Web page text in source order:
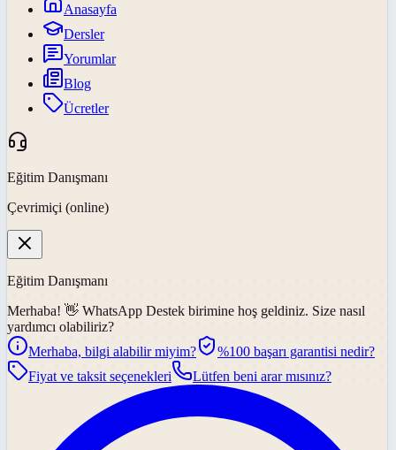
Anasayfa
Dersler
Yorumlar
Blog
Ücretler
Eğitim Danışmanı
Çevrimiçi (online)
Eğitim Danışmanı
Merhaba! 👋 WhatsApp Destek birimine hoş geldiniz. Size nasıl
yardımcı olabiliriz?
Merhaba, bilgi alabilir miyim?
%100 başarı garantisi nedir?
Fiyat ve taksit seçenekleri
Lütfen beni arar mısınız?